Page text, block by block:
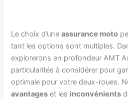
Le choix d’uneassurance moto
tant les options sont multiples.
explorerons en profondeur AMT
particularités à considérer pour
optimale pour votre deux-roues.
avantages et les inconvénients